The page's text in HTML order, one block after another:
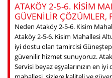
ATAKÖY 2-5-6. KISIM
GÜVENILIR ÇÖZÜMLER,
Neden Ataköy 2-5-6. Kisim
Ataköy 2-5-6. Kisim Mahallesi
iyi dostu olan tamircisi
güvenilir hizmet sunuyoruz.
Servisi beyaz eşyalarınızın en